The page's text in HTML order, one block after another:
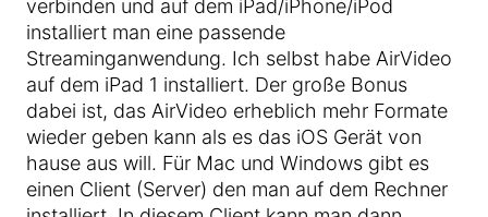
verbinden und auf dem iPad/iPhone/iPod
installiert man eine passende
Streaminganwendung. Ich selbst habe AirVideo
auf dem iPad 1 installiert. Der große Bonus
dabei ist, das AirVideo erheblich mehr Formate
wieder geben kann als es das iOS Gerät von
hause aus will. Für Mac und Windows gibt es
einen Client (Server) den man auf dem Rechner